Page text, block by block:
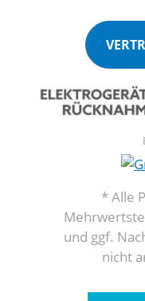
* Alle
und ggf.
nicht